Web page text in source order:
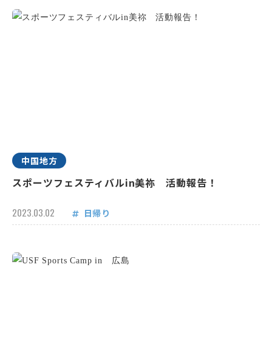
中国地方
スポーツフェスティバルin美祢 活動報告！
2023.03.02 日帰り